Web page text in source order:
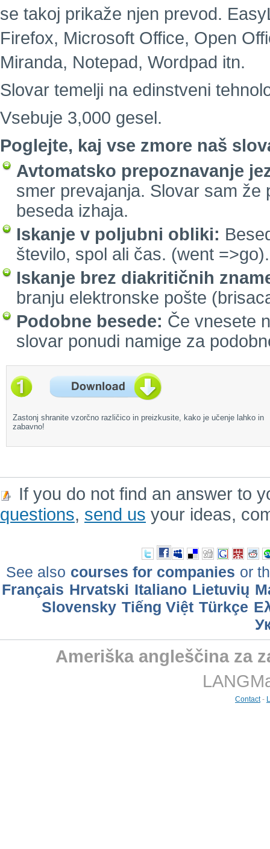
se takoj prikaže njen prevod.
Firefox, Microsoft Office, Open
Miranda, Notepad, Wordpad itn.
Slovar temelji na edinstveni
Vsebuje 3,000 gesel.
Poglejte, kaj vse zmore naš
Avtomatsko prepoznavanje
smer prevajanja. Slovar sam
beseda izhaja.
Iskanje v poljubni obliki:
število, spol ali čas. (went =>go).
Iskanje brez diakritičnih
branju elektronske pošte
Podobne besede: Če vnesete
slovar ponudi namige za
Zastonj shranite vzorčno različico in preizkusite, kako je učenje lahko in
zabavno!
If you do not find an answer to
questions, send us your ideas,
See also courses for companies or
Français Hrvatski Italiano Lietuvių
Slovensky Tiếng Việt Türkçe
Ameriška angleščina za
Contact-